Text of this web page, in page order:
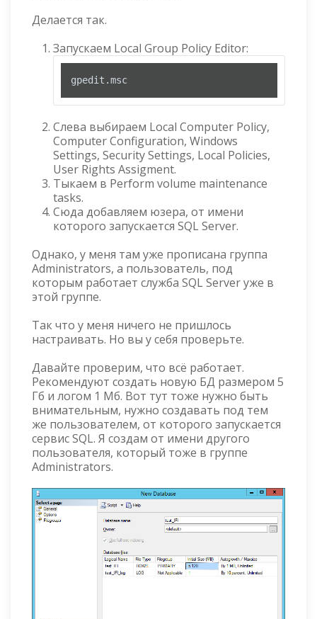
Делается так.
Запускаем Local Group Policy Editor:
gpedit .msc
Слева выбираем Local Computer Policy,
Computer Configuration, Windows
Settings, Security Settings, Local Policies,
User Rights Assigment.
Тыкаем в Perform volume maintenance
tasks.
Сюда добавляем юзера, от имени
которого запускается SQL Server.
Однако, у меня там уже прописана группа
Administrators, а пользователь, под
которым работает служба SQL Server уже в
этой группе.
Так что у меня ничего не пришлось
настраивать. Но вы у себя проверьте.
Давайте проверим, что всё работает.
Рекомендуют создать новую БД размером 5
Гб и логом 1 Мб. Вот тут тоже нужно быть
внимательным, нужно создавать под тем
же пользователем, от которого запускается
сервис SQL. Я создам от имени другого
пользователя, который тоже в группе
Administrators.